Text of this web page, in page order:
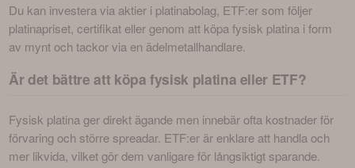
Du kan investera via aktier i platinabolag, ETF:er som följer
platinapriset, certifikat eller genom att köpa fysisk platina i form
av mynt och tackor via en ädelmetallhandlare.
Är det bättre att köpa fysisk platina eller ETF?
Fysisk platina ger direkt ägande men innebär ofta kostnader för
förvaring och större spreadar. ETF:er är enklare att handla och
mer likvida, vilket gör dem vanligare för långsiktigt sparande.